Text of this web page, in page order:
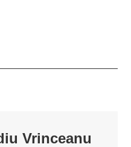
Vrinceanu